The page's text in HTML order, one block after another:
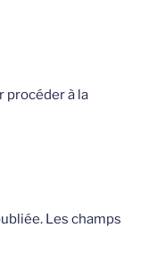
procéder à la
Les champs